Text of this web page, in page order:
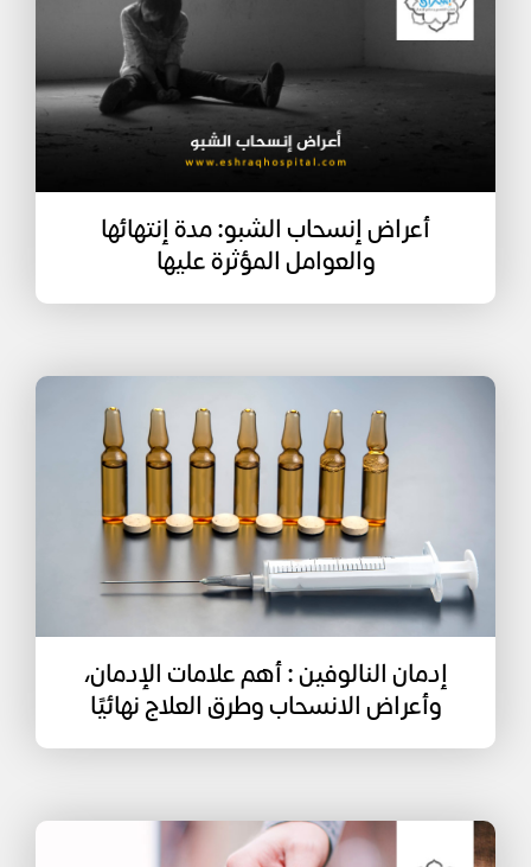
أعراض إنسحاب الشبو: مدة إنتهائها
والعوامل المؤثرة عليها
إدمان النالوفين : أهم علامات الإدمان،
وأعراض الانسحاب وطرق العلاج نهائيًا